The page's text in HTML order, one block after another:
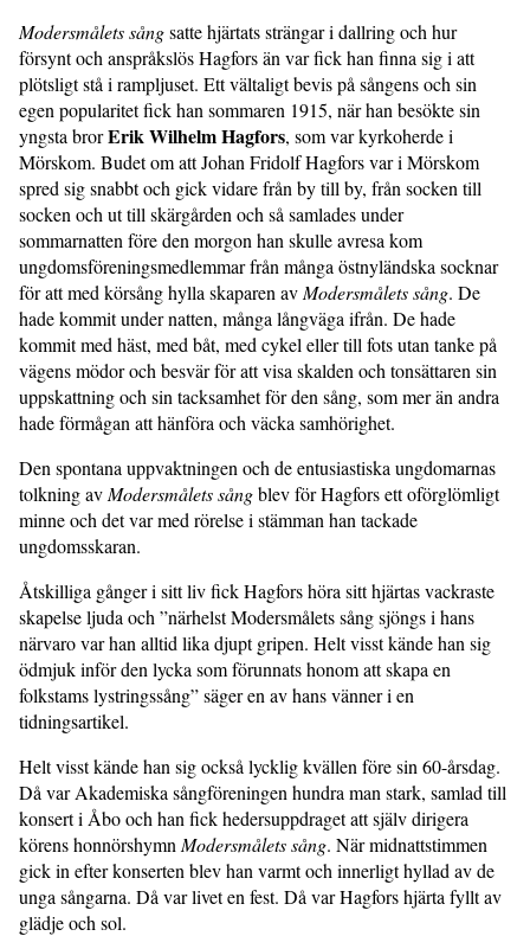
Modersmålets sångsatte hjärtats strängar i dallring och hur
försynt och anspråkslös Hagfors än var fick han finna sig i att
plötsligt stå i rampljuset. Ett vältaligt bevis på sångens och sin
egen popularitet fick han sommaren 1915, när han besökte sin
yngsta brorErik Wilhelm Hagfors, som var kyrkoherde i
Mörskom. Budet om att Johan Fridolf Hagfors var i Mörskom
spred sig snabbt och gick vidare från by till by, från socken till
socken och ut till skärgården och så samlades under
sommarnatten före den morgon han skulle avresa kom
ungdomsföreningsmedlemmar från många östnyländska socknar
för att med körsång hylla skaparen av Modersmålets sång. De
hade kommit under natten, många långväga ifrån. De hade
kommit med häst, med båt, med cykel eller till fots utan tanke på
vägens mödor och besvär för att visa skalden och tonsättaren sin
uppskattning och sin tacksamhet för den sång, som mer än andra
hade förmågan att hänföra och väcka samhörighet.
Den spontana uppvaktningen och de entusiastiska ungdomarnas
tolkning av Modersmålets sångblev för Hagfors ett oförglömligt
minne och det var med rörelse i stämman han tackade
ungdomsskaran.
Åtskilliga gånger i sitt liv fick Hagfors höra sitt hjärtas vackraste
skapelse ljuda och ”närhelst Modersmålets sång sjöngs i hans
närvaro var han alltid lika djupt gripen. Helt visst kände han sig
ödmjuk inför den lycka som förunnats honom att skapa en
folkstams lystringssång” säger en av hans vänner i en
tidningsartikel.
Helt visst kände han sig också lycklig kvällen före sin 60-årsdag.
Då var Akademiska sångföreningen hundra man stark, samlad till
konsert i Åbo och han fick hedersuppdraget att själv dirigera
körens honnörshymn Modersmålets sång. När midnattstimmen
gick in efter konserten blev han varmt och innerligt hyllad av de
unga sångarna. Då var livet en fest. Då var Hagfors hjärta fyllt av
glädje och sol.